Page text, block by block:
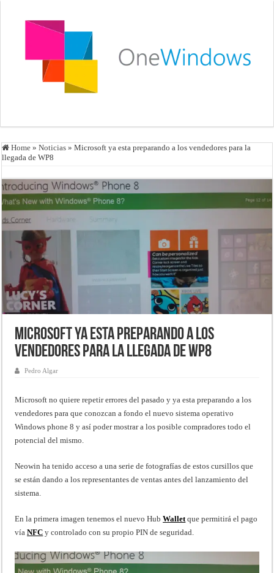
Home » Noticias » Microsoft ya esta preparando a los vendedores para la
llegada de WP8
Microsoft ya esta preparando a los
vendedores para la llegada de WP8
Pedro Algar
Microsoft no quiere repetir errores del pasado y ya esta preparando a los
vendedores para que conozcan a fondo el nuevo sistema operativo
Windows phone 8 y así poder mostrar a los posible compradores todo el
potencial del mismo.
Neowin ha tenido acceso a una serie de fotografías de estos cursillos que
se están dando a los representantes de ventas antes del lanzamiento del
sistema.
En la primera imagen tenemos el nuevo HubWalletque permitirá el pago
víaNFC y controlado con su propio PIN de seguridad.